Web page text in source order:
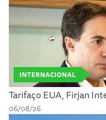
INTERNACIONAL
Tarifaço EUA, Firjan
06/08/26